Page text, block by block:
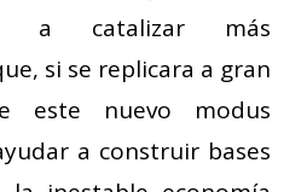
a catalizar más
si se replicara a gran
este nuevo modus
a construir bases